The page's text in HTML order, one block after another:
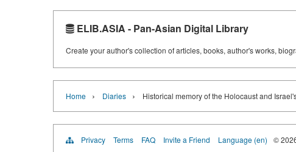
ELIB.ASIA - Pan-Asian Digital Library
Create your author's collection of articles, books, author's works,
Home › Diaries › Historical memory of the Holocaust and
Privacy Terms FAQ Invite a Friend Language (en) ©